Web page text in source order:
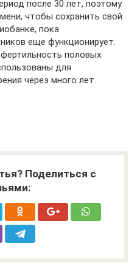
после 30 лет, поэтому
чтобы сохранить свой
пока
еще функционирует.
половых
для
через много лет.
Поделиться с